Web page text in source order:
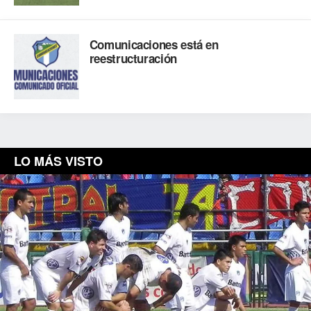
Comunicaciones está en
reestructuración
LO MÁS VISTO